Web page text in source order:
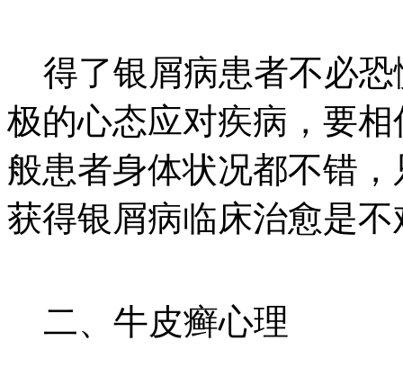
得了银屑病患者不必恐
极的心态应对疾病，要
般患者身体状况都不错
获得银屑病临床治愈是不
二、牛皮癣心理